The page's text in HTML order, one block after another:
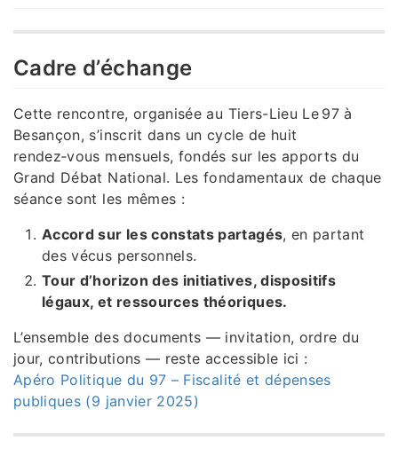
Cadre d’échange
Cette rencontre, organisée au Tiers-Lieu Le 97 à
Besançon, s’inscrit dans un cycle de huit
rendez‑vous mensuels, fondés sur les apports du
Grand Débat National. Les fondamentaux de chaque
séance sont les mêmes :
Accord sur les constats partagés, en partant
des vécus personnels.
Tour d’horizon des initiatives, dispositifs
légaux, et ressources théoriques.
L’ensemble des documents — invitation, ordre du
jour, contributions — reste accessible ici :
Apéro Politique du 97 – Fiscalité et dépenses
publiques (9 janvier 2025)